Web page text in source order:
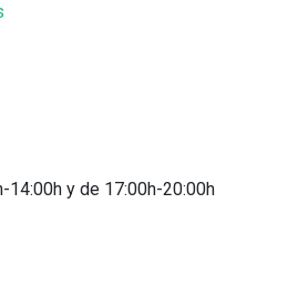
14:00h y de 17:00h-20:00h